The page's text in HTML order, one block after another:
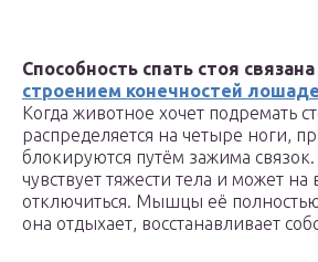
Способность спать стоя
строением конечностей
Когда животное хочет подремать
распределяется на четыре ноги,
блокируются путём зажима
чувствует тяжести тела и может на
отключиться. Мышцы её
она отдыхает, восстанавливает